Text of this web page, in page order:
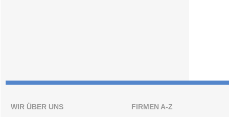
WIR ÜBER UNS FIRMEN A-Z